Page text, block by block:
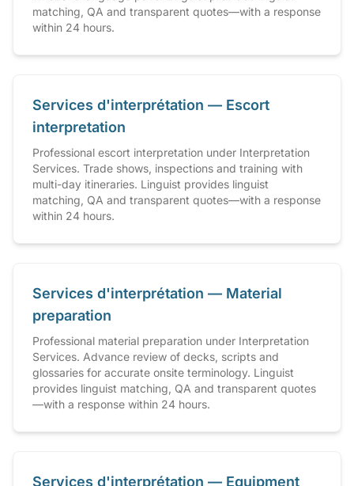
matching, QA and transparent quotes—with a response
within 24 hours.
Services d'interprétation — Escort
interpretation
Professional escort interpretation under Interpretation
Services. Trade shows, inspections and training with
multi-day itineraries. Linguist provides linguist
matching, QA and transparent quotes—with a response
within 24 hours.
Services d'interprétation — Material
preparation
Professional material preparation under Interpretation
Services. Advance review of decks, scripts and
glossaries for accurate onsite terminology. Linguist
provides linguist matching, QA and transparent quotes
—with a response within 24 hours.
Services d'interprétation — Equipment